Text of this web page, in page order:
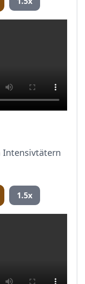
Intensivtätern
1.5x